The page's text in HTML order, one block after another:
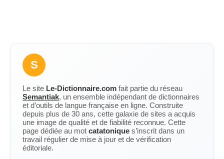
S
Le site Le-Dictionnaire.com fait partie du réseau
Semantiak, un ensemble indépendant de dictionnaires
et d’outils de langue française en ligne. Construite
depuis plus de 30 ans, cette galaxie de sites a acquis
une image de qualité et de fiabilité reconnue. Cette
page dédiée au mot catatonique s’inscrit dans un
travail régulier de mise à jour et de vérification
éditoriale.